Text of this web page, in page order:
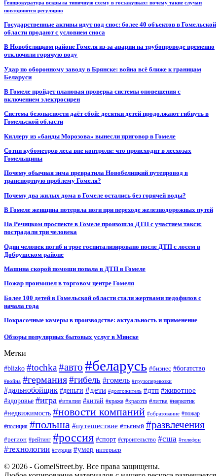
Генпрокуратура вскрыла типичную схему в госзакупках: почему такие случаи
повторяются регулярно
Государственные активы идут под снос: более 40 объектов в Гомельской
области продают с условием сноса
В Новобелицком районе Гомеля из-за аварии на трубопроводе временно
отключили горячую воду
Удар по оборонному заводу в Брянске: война всё ближе к границам
Беларуси
В Гомеле пройдет плановая проверка системы оповещения с
включением электросирен
Система безопасности даёт сбой: десятки детей продолжают гибнуть в
Гомельской области
Киллеру из «банды Морозова» вынесли приговор в Гомеле
Сотни кубометров леса вне контроля: что происходит в лесхозах
Гомельщины
Почему обычная зима превратила Новобелицкий путепровод в
транспортную проблему Гомеля?
Почему два жилых дома в Гомеле остались без горячей воды?
В Гомеле женщина потеряла ноги при переходе железнодорожных путей
На Речицком проспекте в Гомеле произошло ДТП с участием такси:
пострадали три человека
Один человек погиб и трое госпитализировано после ДТП с лосем в
Добрушском районе
Машина скорой помощи попала в ДТП в Гомеле
Пожар произошел в торговом центре Гомеля
Более 100 детей в Гомельской области стали жертвами педофилов с
начала года
Покрасочные камеры в производстве: актуальность и применение
Обзоры популярных бытовых услуг в Минске
Метки
#blizko #tochka#авто #беларусь #бизнес #богатство
#война #германия#гибель #гомель #грузоперевозки
#дальнобойщик #деньги #дети #долгожитель #дтп #животное
#здоровье #игра #италия #китай #кража #красота #литва #наркотик
#недвижимость #новости компаний #образование #пожар
#полиция #польша #путешествие #пьяный #развлечения
#регион #рейтинг #россия #спорт #строительство #сша #телефон
#технологии #турция #умер интерьер
© 2026 - GomelStreet.by. Все права защищены.